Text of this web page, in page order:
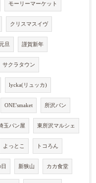
モーリーマーケット
クリスマスイヴ
旦 謹賀新年
サクラタウン
lycka(リュッカ)
ONE'smaket 所沢パン
玉パン屋 東所沢マルシェ
よっとこ トコろん
新狭山 カカ食堂